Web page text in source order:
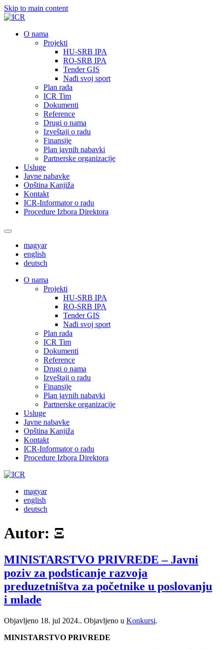
Skip to main content
О nama
Projekti
HU-SRB IPA
RO-SRB IPA
Tender GIS
Nađi svoj sport
Plan rada
ICR Tim
Dokumenti
Reference
Drugi o nama
Izveštaji o radu
Finansije
Plan javnih nabavki
Partnerske organizacije
Usluge
Javne nabavke
Opština Kanjiža
Kontakt
ICR-Informator o radu
Procedure Izbora Direktora
magyar
english
deutsch
О nama
Projekti
HU-SRB IPA
RO-SRB IPA
Tender GIS
Nađi svoj sport
Plan rada
ICR Tim
Dokumenti
Reference
Drugi o nama
Izveštaji o radu
Finansije
Plan javnih nabavki
Partnerske organizacije
Usluge
Javne nabavke
Opština Kanjiža
Kontakt
ICR-Informator o radu
Procedure Izbora Direktora
magyar
english
deutsch
Autor: Ξ
MINISTARSTVO PRIVREDE – Javni
poziv za podsticanje razvoja
preduzetništva za početnike u poslovanju
i mlade
Objavljeno 18. jul 2024.. Objavljeno u Konkursi.
MINISTARSTVO PRIVREDE